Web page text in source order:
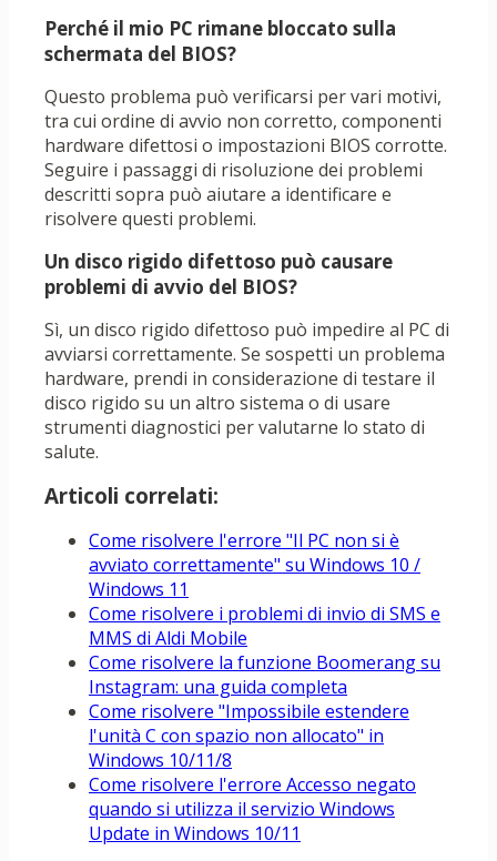
Perché il mio PC rimane bloccato sulla
schermata del BIOS?
Questo problema può verificarsi per vari motivi,
tra cui ordine di avvio non corretto, componenti
hardware difettosi o impostazioni BIOS corrotte.
Seguire i passaggi di risoluzione dei problemi
descritti sopra può aiutare a identificare e
risolvere questi problemi.
Un disco rigido difettoso può causare
problemi di avvio del BIOS?
Sì, un disco rigido difettoso può impedire al PC di
avviarsi correttamente. Se sospetti un problema
hardware, prendi in considerazione di testare il
disco rigido su un altro sistema o di usare
strumenti diagnostici per valutarne lo stato di
salute.
Articoli correlati:
Come risolvere l'errore "Il PC non si è
avviato correttamente" su Windows 10 /
Windows 11
Come risolvere i problemi di invio di SMS e
MMS di Aldi Mobile
Come risolvere la funzione Boomerang su
Instagram: una guida completa
Come risolvere "Impossibile estendere
l'unità C con spazio non allocato" in
Windows 10/11/8
Come risolvere l'errore Accesso negato
quando si utilizza il servizio Windows
Update in Windows 10/11